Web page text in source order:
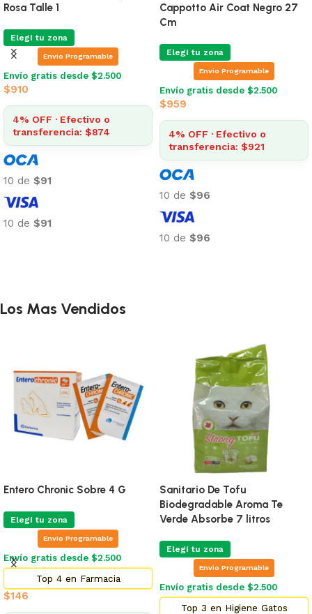
Rosa Talle 1
Elegí tu zona
Envio Programable
Envío gratis desde $2.500
$910
4% OFF · Efectivo o
transferencia: $874
10 de $91
10 de $91
Cappotto Air Coat Negro 27
Cm
Elegí tu zona
Envio Programable
Envío gratis desde $2.500
$959
4% OFF · Efectivo o
transferencia: $921
10 de $96
10 de $96
Los Mas Vendidos
Entero Chronic Sobre 4 G
Elegí tu zona
Envio Programable
Envío gratis desde $2.500
Top 4 en Farmacia
$146
Sanitario De Tofu
Biodegradable Aroma Te
Verde Absorbe 7 litros
Elegí tu zona
Envio Programable
Envío gratis desde $2.500
Top 3 en Higiene Gatos